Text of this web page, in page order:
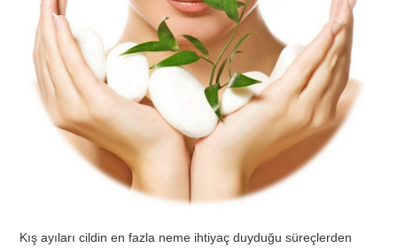
BIYOLOJI
TÜRKÇE
REHBERLIK
Kış ayıları cildin en fazla neme ihtiyaç duyduğu süreçlerden